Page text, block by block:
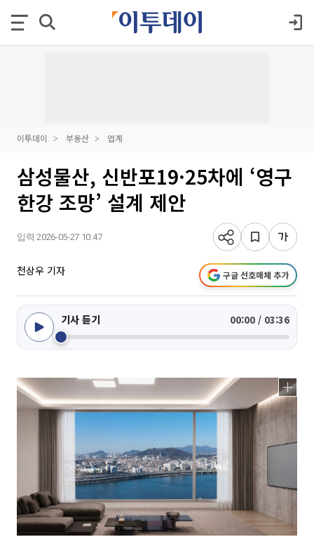
이투데이 부동산 업계
삼성물산, 신반포19·25차에 ‘영구
한강 조망’ 설계 제안
입력 2026-05-27 10:47
천상우 기자 구글 선호매체 추가
기사 듣기 00:00 / 03:36